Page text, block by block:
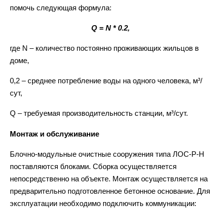
помочь следующая формула:
Q = N * 0.2,
где N – количество постоянно проживающих жильцов в
доме,
0,2 – среднее потребление воды на одного человека, м³/
сут,
Q – требуемая производительность станции, м³/сут.
Монтаж и обслуживание
Блочно-модульные очистные сооружения типа ЛОС-Р-Н
поставляются блоками. Сборка осуществляется
непосредственно на объекте. Монтаж осуществляется на
предварительно подготовленное бетонное основание. Для
эксплуатации необходимо подключить коммуникации: